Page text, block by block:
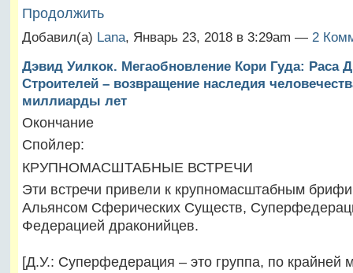
Продолжить
Добавил(а) Lana, Январь 23, 2018 в 3:29am — 2
Дэвид Уилкок. Мегаобновление Кори Гуда: Раса
Строителей – возвращение наследия
миллиарды лет
Окончание
Спойлер:
КРУПНОМАСШТАБНЫЕ ВСТРЕЧИ
Эти встречи привели к крупномасштабным
Альянсом Сферических Существ,
Федерацией драконийцев.
[Д.У.: Суперфедерация – это группа, по крайней